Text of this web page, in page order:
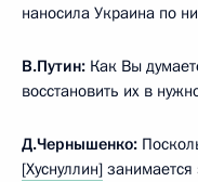
наносила Украина по
В.Путин: Как Вы
восстановить их в
Д.Чернышенко:
[Хуснуллин] занимается